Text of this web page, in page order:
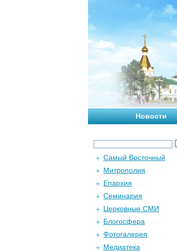
Новости
Самый Восточный
Митрополия
Епархия
Семинария
Церковные СМИ
Блогосфера
Фотогалерея
Медиатека